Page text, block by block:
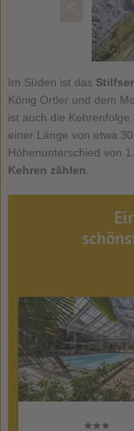
Im Süden ist das
König Ortler und dem
ist auch die
einer Länge von etwa
Höhenunterschied von
Kehren zählen